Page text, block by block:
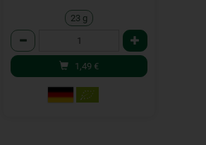
23 g
Anzahl
1,49 €